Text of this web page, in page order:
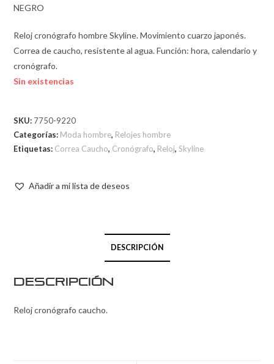
NEGRO
Reloj cronógrafo hombre Skyline. Movimiento cuarzo japonés.
Correa de caucho, resistente al agua. Función: hora, calendario y
cronógrafo.
Sin existencias
SKU: 7750-9220
Categorías: Moda hombre, Relojes hombre
Etiquetas: Correa Caucho, Cronógrafo, Reloj,Skyline
Añadir a mi lista de deseos
DESCRIPCIÓN
Descripción
Reloj cronógrafo caucho.